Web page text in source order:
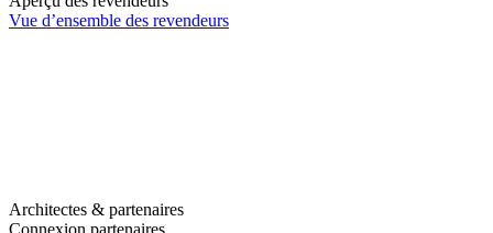
Vue d’ensemble des revendeurs
Architectes & partenaires
Connexion partenaires